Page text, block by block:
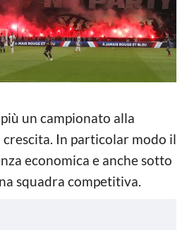
un campionato alla
In particolar modo il
economica e anche sotto
squadra competitiva.